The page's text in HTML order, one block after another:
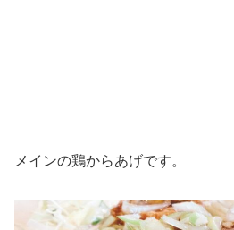
メインの鶏からあげです。